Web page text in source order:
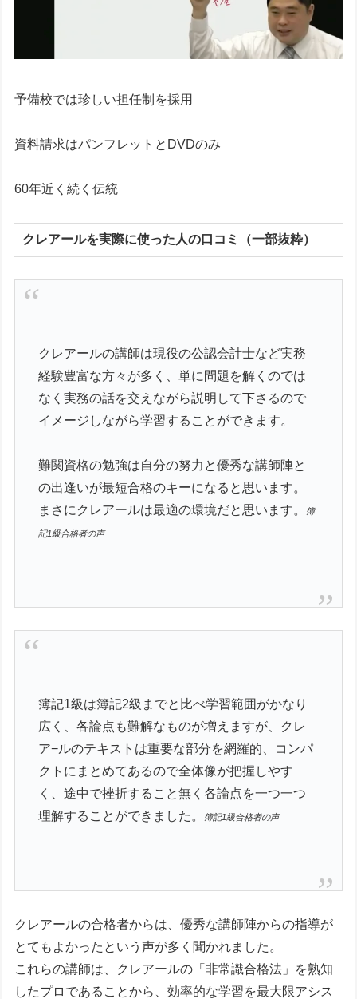
予備校では珍しい担任制を採用
資料請求はパンフレットとDVDのみ
60年近く続く伝統
クレアールを実際に使った人の口コミ（一部抜粋）
クレアールの講師は現役の公認会計士など実務
経験豊富な方々が多く、単に問題を解くのでは
なく実務の話を交えながら説明して下さるので
イメージしながら学習することができます。
難関資格の勉強は自分の努力と優秀な講師陣と
の出逢いが最短合格のキーになると思います。
まさにクレアールは最適の環境だと思います。
簿
記1級合格者の声
簿記1級は簿記2級までと比べ学習範囲がかなり
広く、各論点も難解なものが増えますが、クレ
ア−ルのテキストは重要な部分を網羅的、コンパ
クトにまとめてあるので全体像が把握しやす
く、途中で挫折すること無く各論点を一つ一つ
理解することができました。
簿記1級合格者の声
クレアールの合格者からは、優秀な講師陣からの指導が
とてもよかったという声が多く聞かれました。
これらの講師は、クレアールの「非常識合格法」を熟知
したプロであることから、効率的な学習を最大限アシス